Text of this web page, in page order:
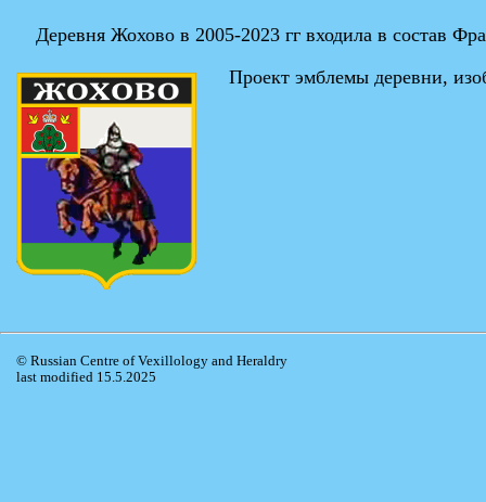
Деревня Жохово в 2005-2023 гг входила в состав
Проект эмблемы деревни,
© Russian Centre of Vexillology and Heraldry
last modified 15.5.2025